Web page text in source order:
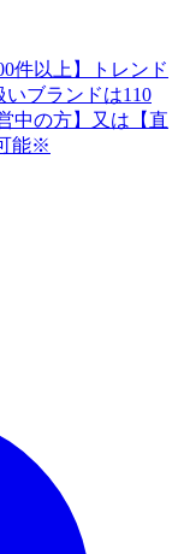
件以上】トレンド
いブランドは110
中の方】又は【直
能※